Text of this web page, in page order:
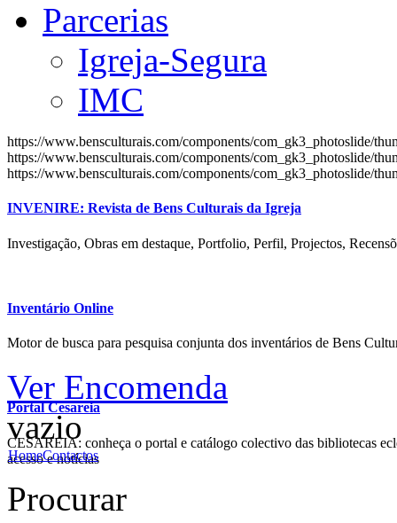
Parcerias
Igreja-Segura
IMC
https://www.bensculturais.com/components/com_gk3_photoslide/
https://www.bensculturais.com/components/com_gk3_photoslide/
https://www.bensculturais.com/components/com_gk3_photoslide/
INVENIRE: Revista de Bens Culturais da Igreja
Investigação, Obras em destaque, Portfolio, Perfil, Projectos,
Inventário Online
Motor de busca para pesquisa conjunta dos inventários de Bens
Portal Cesareia
CESAREIA: conheça o portal e catálogo colectivo das bibliotecas
acesso e notícias
Ver Encomenda
vazio
HomeContactos
Procurar